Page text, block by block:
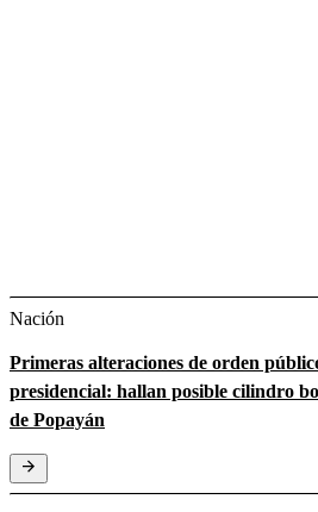
Nación
Primeras alteraciones de orden
presidencial: hallan posible cilindro
de Popayán